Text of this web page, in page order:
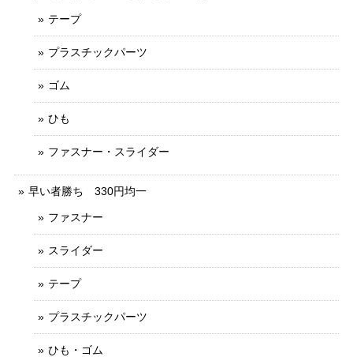
テープ
プラスチックパーツ
ゴム
ひも
ファスナー・スライダー
早い者勝ち 330円均一
ファスナー
スライダー
テープ
プラスチックパーツ
ひも・ゴム